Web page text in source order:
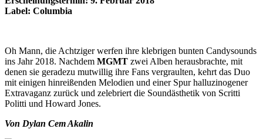
Label: Columbia
Oh Mann, die Achtziger werfen ihre klebrigen bunten Candysounds
ins Jahr 2018. Nachdem MGMT zwei Alben herausbrachte, mit
denen sie geradezu mutwillig ihre Fans vergraulten, kehrt das Duo
mit einigen hinreißenden Melodien und einer Spur halluzinogener
Extravaganz zurück und zelebriert die Soundästhetik von Scritti
Politti und Howard Jones.
Von Dylan Cem Akalin